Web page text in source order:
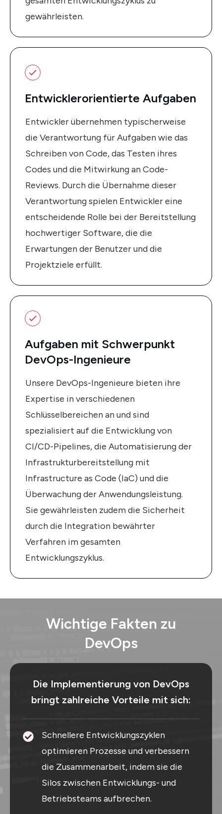
gewährleisten.
Entwicklerorientierte Aufgaben
Entwickler übernehmen typischerweise
die Verantwortung für Aufgaben wie das
Schreiben von Code, das Testen ihres
Codes und die Mitwirkung an Code-
Reviews. Durch die Übernahme dieser
Verantwortung spielen Entwickler eine
entscheidende Rolle bei der Bereitstellung
hochwertiger Software, die die
Erwartungen der Benutzer und die
Projektziele erfüllt.
Aufgaben mit Schwerpunkt
DevOps-Ingenieure
Unsere DevOps-Ingenieure bieten ihre
Expertise in verschiedenen
Schlüsselbereichen an und sind
spezialisiert auf die Entwicklung von
CI/CD-Pipelines, die Automatisierung der
Infrastrukturbereitstellung mit
Infrastructure as Code (IaC) und die
Überwachung der Anwendungsleistung.
Sie gewährleisten zudem die Sicherheit
durch die Integration bewährter
Verfahren im gesamten
Entwicklungszyklus.
Wichtige Fakten zu
DevOps
Die Implementierung von DevOps
bringt zahlreiche Vorteile mit sich:
Schnellere Entwicklungszyklen
optimieren Prozesse und verbessern
die Zusammenarbeit, indem sie die
Silos zwischen Entwicklungs- und
Betriebsteams aufbrechen.